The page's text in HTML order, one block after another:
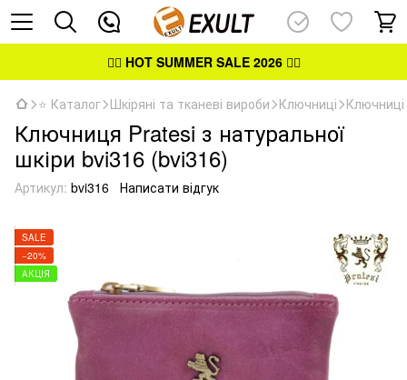
👉🏻 HOT SUMMER SALE 2026👈🏻
⭐ Каталог Шкіряні та тканеві вироби Ключниці Ключниці
Ключниця Pratesi з натуральної
шкіри bvi316 (bvi316)
Артикул: bvi316 Написати відгук
SALE
−20%
АКЦІЯ